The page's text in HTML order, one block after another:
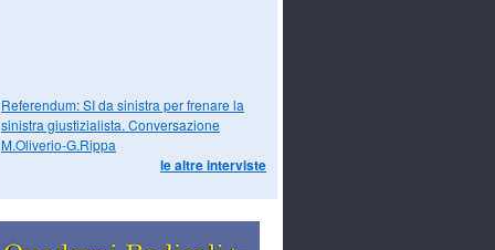
Referendum: SI da sinistra per frenare la
sinistra giustizialista. Conversazione
M.Oliverio-G.Rippa
le altre interviste